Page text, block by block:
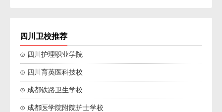
四川卫校推荐
⊙ 四川护理职业学院
⊙ 四川育英医科技校
⊙ 成都铁路卫生学校
⊙ 成都医学院附院护士学校